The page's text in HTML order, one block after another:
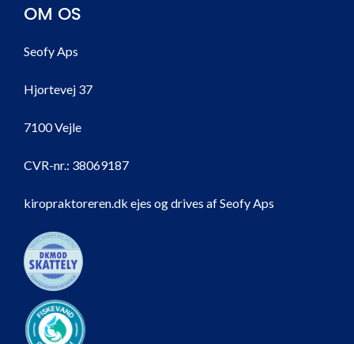
OM OS
Seofy Aps
Hjortevej 37
7100 Vejle
CVR-nr.: 38069187
kiropraktoreren.dk ejes og drives af Seofy Aps